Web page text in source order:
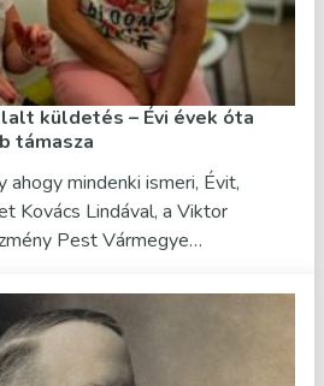
küldetés – Évi évek óta
támasza
ahogy mindenki ismeri, Évit,
Kovács Lindával, a Viktor
Pest Vármegye…